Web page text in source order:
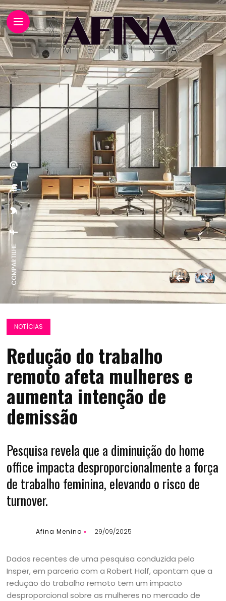
COMPARTILHE:
NOTÍCIAS
Redução do trabalho
remoto afeta mulheres e
aumenta intenção de
demissão
Pesquisa revela que a diminuição do home
office impacta desproporcionalmente a força
de trabalho feminina, elevando o risco de
turnover.
Afina Menina 29/09/2025
Dados recentes de uma pesquisa conduzida pelo
Insper, em parceria com a Robert Half, apontam que a
redução do trabalho remoto tem um impacto
desproporcional sobre as mulheres no mercado de